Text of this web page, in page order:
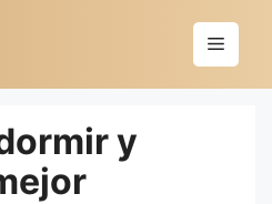
Menú
y